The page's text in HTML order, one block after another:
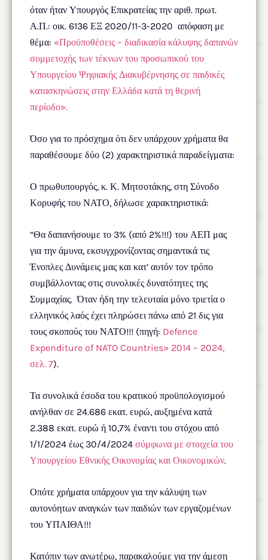
όταν ήταν Υπουργός Επικρατείας την αριθ. πρωτ.
Α.Π.: οικ. 6136 ΕΞ 2020/11-3-2020 απόφαση με
θέμα: «Προϋποθέσεις – διαδικασία κάλυψης δαπανών
συμμετοχής των τέκνων του προσωπικού του
Υπουργείου Ψηφιακής Διακυβέρνησης σε παιδικές
κατασκηνώσεις στην Ελλάδα κατά τη θερινή
περίοδο».
Όσο για το πρόσχημα ότι δεν υπάρχουν χρήματα θα
παραθέσουμε δύο (2) χαρακτηριστικά παραδείγματα:
Ο πρωθυπουργός, κ. Κ. Μητσοτάκης, στη Σύνοδο
Κορυφής του ΝΑΤΟ, δήλωσε χαρακτηριστικά:
“Θα δαπανήσουμε το 3% (από 2%!!!) του ΑΕΠ μας
για την άμυνα, εκσυγχρονίζοντας σημαντικά τις
Ένοπλες Δυνάμεις μας και κατ’ αυτόν τον τρόπο
συμβάλλοντας στις συνολικές δυνατότητες της
Συμμαχίας. Όταν ήδη την τελευταία μόνο τριετία ο
ελληνικός λαός έχει πληρώσει πάνω από 21 δις για
τους σκοπούς του ΝΑΤΟ!!! (πηγή: Defence
Expenditure of NATO Countries» 2014 – 2024,
σελ. 7).
Τα συνολικά έσοδα του κρατικού προϋπολογισμού
ανήλθαν σε 24.686 εκατ. ευρώ, αυξημένα κατά
2.388 εκατ. ευρώ ή 10,7% έναντι του στόχου από
1/1/2024 έως 30/4/2024 σύμφωνα με στοιχεία του
Υπουργείου Εθνικής Οικονομίας και Οικονομικών.
Οπότε χρήματα υπάρχουν για την κάλυψη των
αυτονόητων αναγκών των παιδιών των εργαζομένων
του ΥΠΑΙΘΑ!!!
Κατόπιν των ανωτέρω, παρακαλούμε για την άμεση